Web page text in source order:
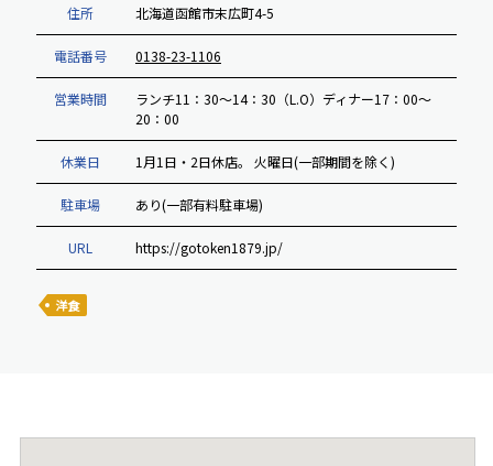
住所 北海道函館市末広町4-5
電話番号 0138-23-1106
営業時間
ランチ11：30～14：30（L.O）ディナー17：00～
20：00
休業日 1月1日・2日休店。 火曜日(一部期間を除く)
駐車場 あり(一部有料駐車場)
URL https://gotoken1879.jp/
洋食